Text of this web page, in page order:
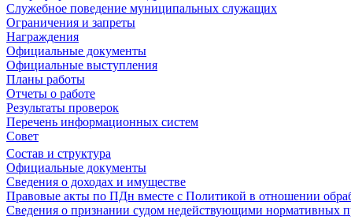
Служебное поведение муниципальных служащих
Ограничения и запреты
Награждения
Официальные документы
Официальные выступления
Планы работы
Отчеты о работе
Результаты проверок
Перечень информационных систем
Совет
Состав и структура
Официальные документы
Сведения о доходах и имуществе
Правовые акты по ПДн вместе с Политикой в отношении
Сведения о признании судом недействующими нормативных